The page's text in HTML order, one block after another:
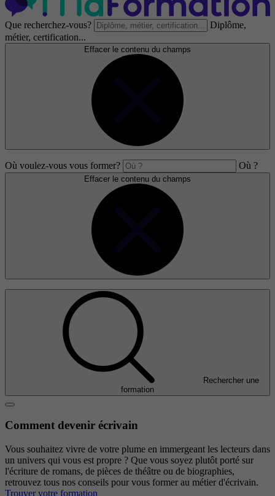
Que recherchez-vous?
Diplôme,
métier, certification...
Effacer le contenu du champs
Où voulez-vous vous former? Où ?
Effacer le contenu du champs
Rechercher une
formation
Comment devenir écrivain
Vous souhaitez vivre de votre plume en immergeant les lecteurs dans
un univers qui vous est propre ? Que vous soyez plutôt porté sur
l'écriture de romans, de pièces de théâtre ou de biographies,
retrouvez tous nos conseils pour vous former au métier d'écrivain.
Trouver votre formation